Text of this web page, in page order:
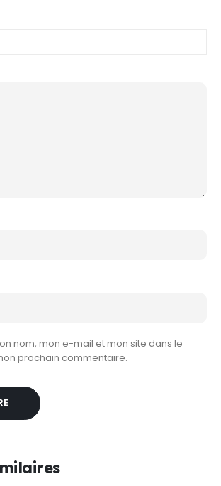
nom, mon e-mail et mon site dans le
prochain commentaire.